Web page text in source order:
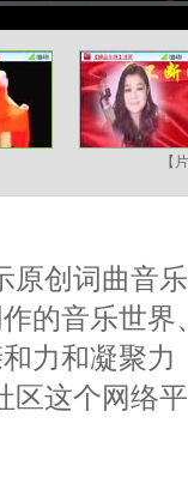
【
原创词曲音
的音乐世
力和凝聚
区这个网络